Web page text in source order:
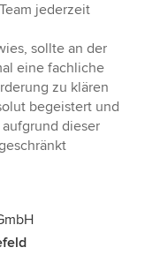
jederzeit
sollte an der
eine fachliche
zu klären
begeistert und
dieser